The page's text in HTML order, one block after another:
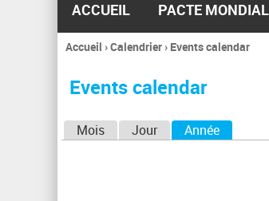
ACCUEIL PACTE
Vous
ici
Accueil ›Calendrier› Events calendar
Events calendar
Mois Jour Année